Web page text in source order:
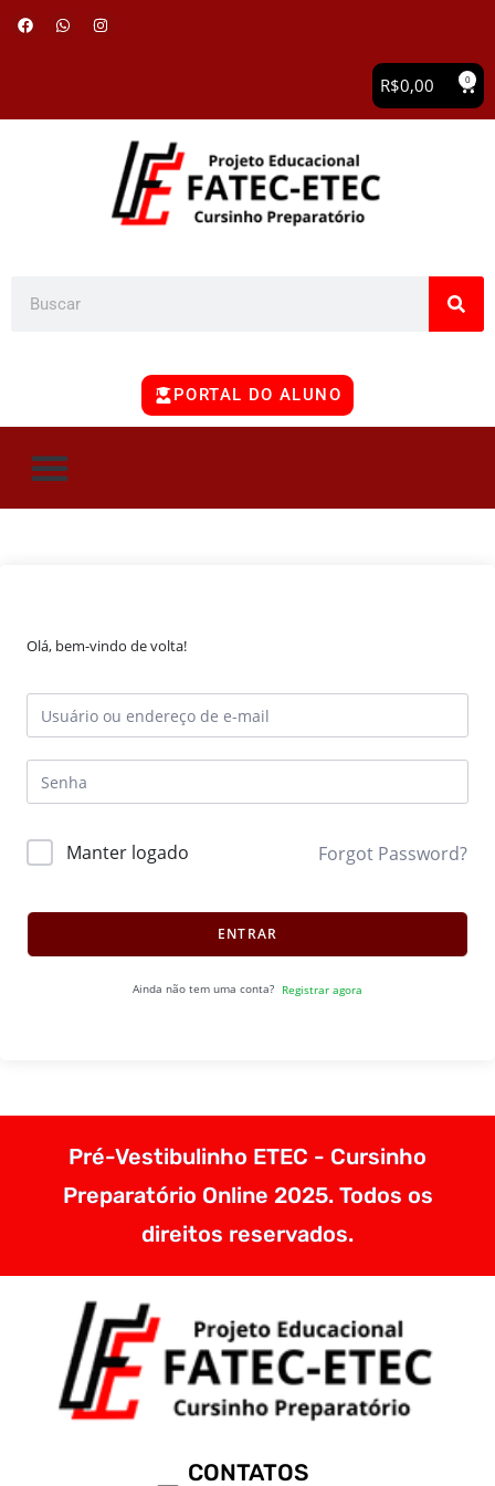
R$0,00 0
PORTAL DO ALUNO
Olá, bem-vindo de volta!
Manter logado Forgot Password?
ENTRAR
Ainda não tem uma conta? Registrar agora
Pré-Vestibulinho ETEC - Cursinho
Preparatório Online 2025. Todos os
direitos reservados.
CONTATOS